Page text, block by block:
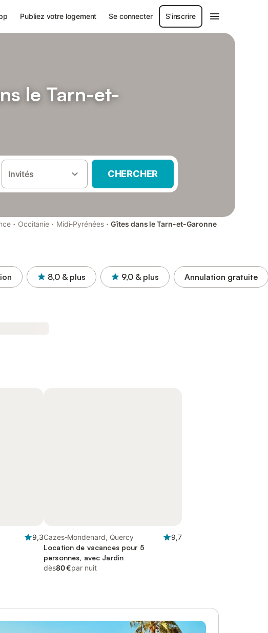
Publiez votre logement Se connecter S'inscrire
le Tarn-et-
Invités CHERCHER
· Occitanie · Midi-Pyrénées · Gîtes dans le Tarn-et-Garonne
8,0 & plus 9,0 & plus Annulation gratuite
9,3Cazes-Mondenard, Quercy
9,7
Location de vacances pour 5
personnes, avec Jardin
dès80 €par nuit